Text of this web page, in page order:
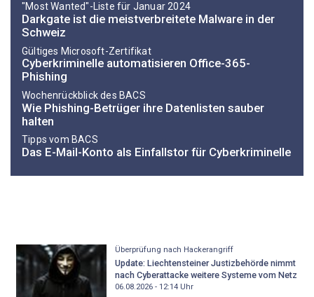
"Most Wanted"-Liste für Januar 2024
Darkgate ist die meistverbreitete Malware in der
Schweiz
Gültiges Microsoft-Zertifikat
Cyberkriminelle automatisieren Office-365-
Phishing
Wochenrückblick des BACS
Wie Phishing-Betrüger ihre Datenlisten sauber
halten
Tipps vom BACS
Das E-Mail-Konto als Einfallstor für Cyberkriminelle
Überprüfung nach Hackerangriff
Update: Liechtensteiner Justizbehörde nimmt
nach Cyberattacke weitere Systeme vom Netz
06.08.2026 - 12:14Uhr